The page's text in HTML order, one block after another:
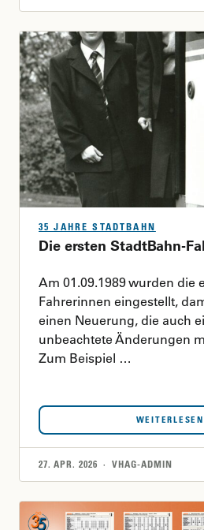
35 JAHRE STADTBAHN
Die ersten StadtBahn-
Am 01.09.1989 wurden die
Fahrerinnen eingestellt,
einen Neuerung, die auch
unbeachtete Änderungen
Zum Beispiel …
27. APR. 2026 · VHAG-ADMIN